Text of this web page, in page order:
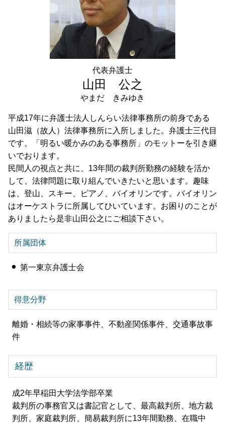
任意売却 世田谷区 弁護士 相談
事業承継 埼玉県 弁護士 相談
成年後見 港区 弁護士 相談
任意売却 埼玉県 弁護士 相談
事業承継 品川区 弁護士 相談
相続 千葉県 弁護士 相談
成年後見 目黒区 弁護士 相談
平成17年に弁護士法人しんらい法律事務所の前身である
山田滋（故人）法律事務所に入所しました。弁護士三代目
です。「明るい暖かみのある事務所」のモットーを引き継
いでおります。
民間人の視点と共に、13年間の裁判所勤務の経験を活か
して、法律問題に取り組んでいきたいと思います。趣味
は、登山、スキー、ピアノ、バイオリンです。バイオリン
はオーケストラに所属してひいています。お困りのことが
ありましたら是非山田公之にご相談下さい。
所属団体
第一東京弁護士会
得意分野
離婚・相続等の家事事件、不動産関係事件、交通事故事
件
経歴
成2年早稲田大学法学部卒業
裁判所の事務官又は書記官として、最高裁判所、地方裁
判所、家庭裁判所、簡易裁判所に13年間勤務、在職中
代表弁護士
山田 公之
やまだ きみゆき